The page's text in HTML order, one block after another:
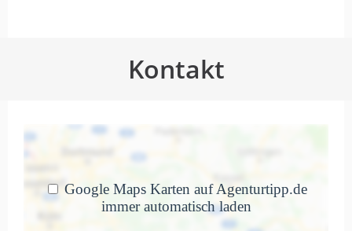
Kontakt